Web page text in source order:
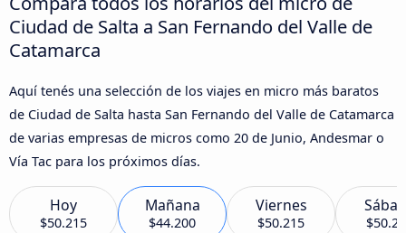
Ciudad de Salta a San Fernando del Valle de
Catamarca
Aquí tenés una selección de los viajes en micro más baratos
de Ciudad de Salta hasta San Fernando del Valle de Catamarca
de varias empresas de micros como 20 de Junio, Andesmar o
Vía Tac para los próximos días.
Hoy
$50.215
Mañana
$44.200
Viernes
$50.215